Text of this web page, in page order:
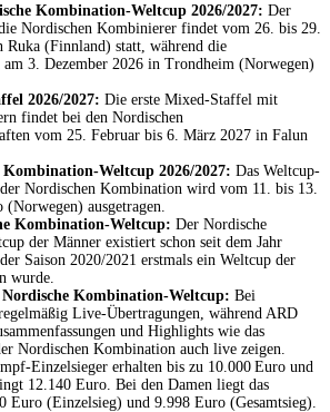
Kombination-Weltcup 2026/2027: Der
Nordischen Kombinierer findet vom 26. bis 29.
Ruka (Finnland) statt, während die
3. Dezember 2026 in Trondheim (Norwegen)
2026/2027: Die erste Mixed-Staffel mit
findet bei den Nordischen
vom 25. Februar bis 6. März 2027 in Falun
Weltcup 2026/2027: Das Weltcup-
Nordischen Kombination wird vom 11. bis 13.
ausgetragen.
Kombination-Weltcup: Der Nordische
der Männer existiert schon seit dem Jahr
Saison 2020/2021 erstmals ein Weltcup der
wurde.
Kombination-Weltcup: Bei
Live-Übertragungen, während ARD
und Highlights wie das
Nordischen Kombination auch live zeigen.
Einzelsieger erhalten bis zu 10.000 Euro und
12.140 Euro. Bei den Damen liegt das
Euro (Einzelsieg) und 9.998 Euro (Gesamtsieg).